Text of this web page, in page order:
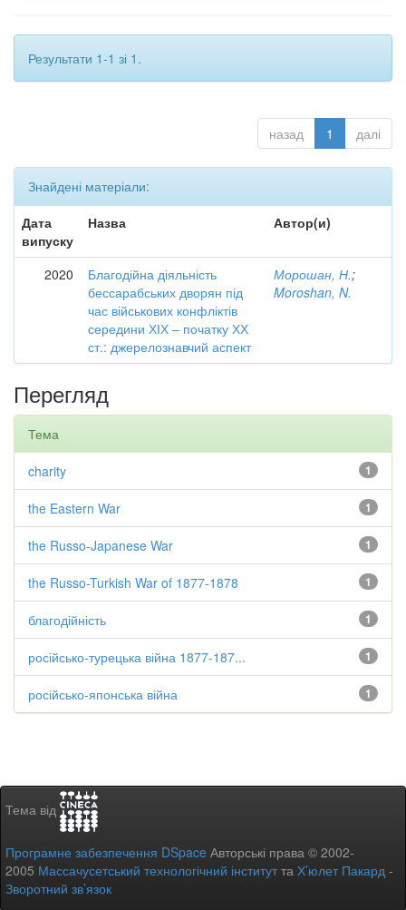
Результати 1-1 зі 1.
назад 1 далі
Знайдені матеріали:
Дата
випуску
Назва Автор(и)
2020
Благодійна діяльність
бессарабських дворян під
час військових конфліктів
середини ХІХ – початку ХХ
ст.: джерелознавчий аспект
Морошан, Н.;
Moroshan, N.
Перегляд
Тема
1
charity
1
the Eastern War
1
the Russo-Japanese War
1
the Russo-Turkish War of 1877-1878
1
благодійність
1
російсько-турецька війна 1877-187...
1
російсько-японська війна
Тема від
Програмне забезпечення DSpace Авторські права © 2002-
2005 Массачусетський технологічний інститутта Х’юлет Пакард -
Зворотний зв’язок